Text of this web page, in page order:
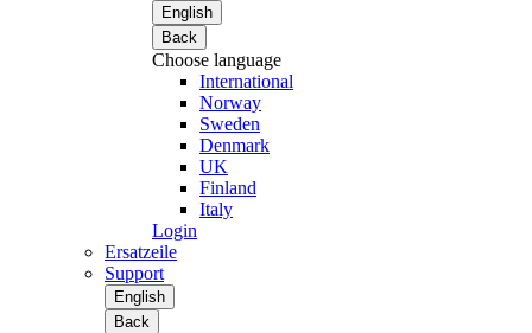
English
Back
Choose language
International
Norway
Sweden
Denmark
UK
Finland
Italy
Login
Ersatzeile
Support
English
Back